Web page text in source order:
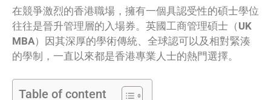
在競爭激烈的香港職場，擁有一個具認受性的碩士學位
往往是晉升管理層的入場券。英國工商管理碩士（ UK
MBA）因其深厚的學術傳統、全球認可以及相對緊湊
的學制，一直以來都是香港專業人士的熱門選擇。
Table of content